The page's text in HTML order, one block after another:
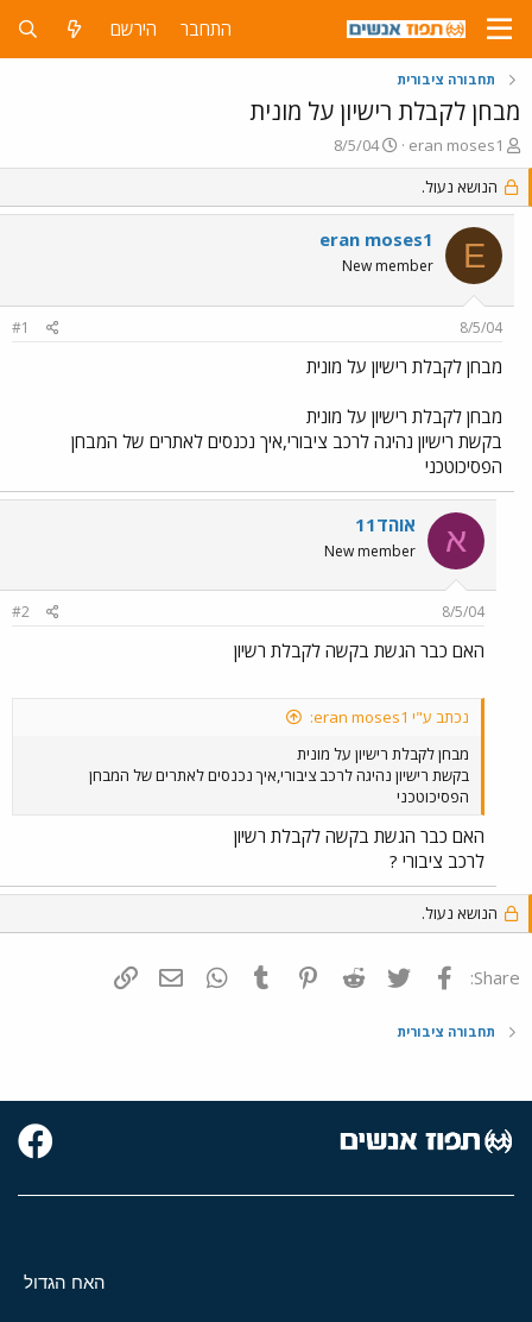
התחבר הירשם
תחבורה ציבורית
מבחן לקבלת רישיון על מונית
פ
ו
ת
ח
נ
eran moses1
פ
ו
ס
ב
ת
ך
8/5/04
הנושא נעול.
E
eran moses1
New member
8/5/04
#1
מבחן לקבלת רישיון על מונית
מבחן לקבלת רישיון על מונית
בקשת רישיון נהיגה לרכב ציבורי,איך נכנסים לאתרים של המבחן
הפסיכוטכני
א אוהד11
New member
8/5/04
#2
האם כבר הגשת בקשה לקבלת רשיון
נכתב ע"י eran moses1:
מבחן לקבלת רישיון על מונית
בקשת רישיון נהיגה לרכב ציבורי,איך נכנסים לאתרים של המבחן
הפסיכוטכני
האם כבר הגשת בקשה לקבלת רשיון
לרכב ציבורי ?
הנושא נעול.
Share: פייסבוק Twitter
Reddit
Pinterest
Tumblr
WhatsAppדואר אלקטרוני
תחבורה ציבורית
האח הגדול